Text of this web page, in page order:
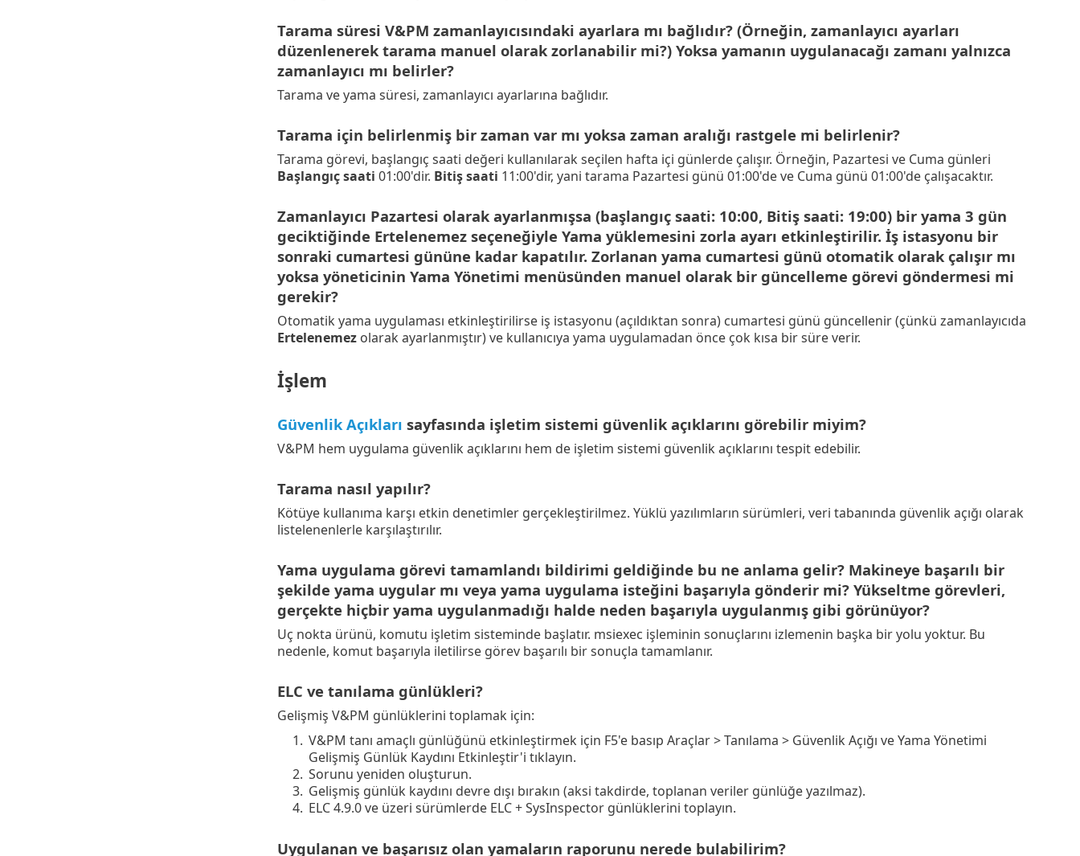
Tarama süresi V&PM zamanlayıcısındaki ayarlara mı bağlıdır? (Örneğin, zamanlayıcı ayarları
düzenlenerek tarama manuel olarak zorlanabilir mi?) Yoksa yamanın uygulanacağı zamanı yalnızca
zamanlayıcı mı belirler?
Tarama ve yama süresi, zamanlayıcı ayarlarına bağlıdır.
Tarama için belirlenmiş bir zaman var mı yoksa zaman aralığı rastgele mi belirlenir?
Tarama görevi, başlangıç saati değeri kullanılarak seçilen hafta içi günlerde çalışır. Örneğin, Pazartesi ve Cuma günleri
Başlangıç saati 01:00'dir. Bitiş saati 11:00'dir, yani tarama Pazartesi günü 01:00'de ve Cuma günü 01:00'de çalışacaktır.
Zamanlayıcı Pazartesi olarak ayarlanmışsa (başlangıç saati: 10:00, Bitiş saati: 19:00) bir yama 3 gün
geciktiğinde Ertelenemez seçeneğiyle Yama yüklemesini zorla ayarı etkinleştirilir. İş istasyonu bir
sonraki cumartesi gününe kadar kapatılır. Zorlanan yama cumartesi günü otomatik olarak çalışır mı
yoksa yöneticinin Yama Yönetimi menüsünden manuel olarak bir güncelleme görevi göndermesi mi
gerekir?
Otomatik yama uygulaması etkinleştirilirse iş istasyonu (açıldıktan sonra) cumartesi günü güncellenir (çünkü zamanlayıcıda
Ertelenemezolarak ayarlanmıştır) ve kullanıcıya yama uygulamadan önce çok kısa bir süre verir.
İşlem
Güvenlik Açıkları sayfasında işletim sistemi güvenlik açıklarını görebilir miyim?
V&PM hem uygulama güvenlik açıklarını hem de işletim sistemi güvenlik açıklarını tespit edebilir.
Tarama nasıl yapılır?
Kötüye kullanıma karşı etkin denetimler gerçekleştirilmez. Yüklü yazılımların sürümleri, veri tabanında güvenlik açığı olarak
listelenenlerle karşılaştırılır.
Yama uygulama görevi tamamlandı bildirimi geldiğinde bu ne anlama gelir? Makineye başarılı bir
şekilde yama uygular mı veya yama uygulama isteğini başarıyla gönderir mi? Yükseltme görevleri,
gerçekte hiçbir yama uygulanmadığı halde neden başarıyla uygulanmış gibi görünüyor?
Uç nokta ürünü, komutu işletim sisteminde başlatır. msiexec işleminin sonuçlarını izlemenin başka bir yolu yoktur. Bu
nedenle, komut başarıyla iletilirse görev başarılı bir sonuçla tamamlanır.
ELC ve tanılama günlükleri?
Gelişmiş V&PM günlüklerini toplamak için:
1. V&PM tanı amaçlı günlüğünü etkinleştirmek için F5'e basıp Araçlar > Tanılama > Güvenlik Açığı ve Yama Yönetimi
Gelişmiş Günlük Kaydını Etkinleştir'i tıklayın.
2. Sorunu yeniden oluşturun.
3. Gelişmiş günlük kaydını devre dışı bırakın (aksi takdirde, toplanan veriler günlüğe yazılmaz).
4. ELC 4.9.0 ve üzeri sürümlerde ELC + SysInspector günlüklerini toplayın.
Uygulanan ve başarısız olan yamaların raporunu nerede bulabilirim?